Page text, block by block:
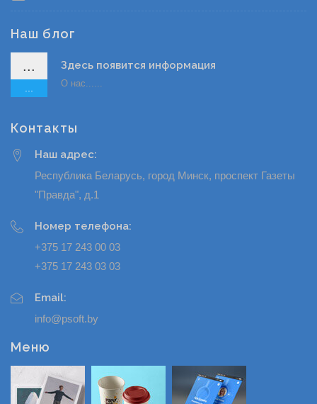
Наш блог
... Здесь появится информация
О нас......
Контакты
Наш адрес:
Республика Беларусь, город Минск, проспект Газеты
"Правда", д.1
Номер телефона:
+375 17 243 00 03
+375 17 243 03 03
Email:
info@psoft.by
Меню